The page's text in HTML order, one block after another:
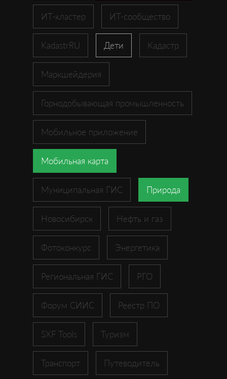
ИТ-кластер ИТ-сообщество
KadastrRU Дети Кадастр
Маркшейдерия
Горнодобывающая промышленность
Мобильное приложение
Мобильная карта
Муниципальная ГИС Природа
Новосибирск Нефть и газ
Фотоконкурс Энергетика
Региональная ГИС РГО
Форум СИИС Реестр ПО
SXF Tools Туризм
Транспорт Путеводитель